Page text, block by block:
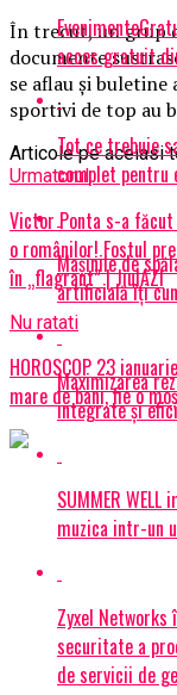
În trecut, un grup
documente
se aflau şi
sportivi de top au
Articole pe aceiasi
Urmatorul
Victor Ponta s-a făcut
o românilor! Fostul
în „flagrant” | JiulAZI
Nu ratati
HOROSCOP 23
mare de bani, fie o
acces gratuit
Tot ce trebuie
complet pentru
Mașinile de
artificială îți
Maximizarea
integrate și
SUMMER
muzica intr-un
Zyxel
securitate a
de servicii de